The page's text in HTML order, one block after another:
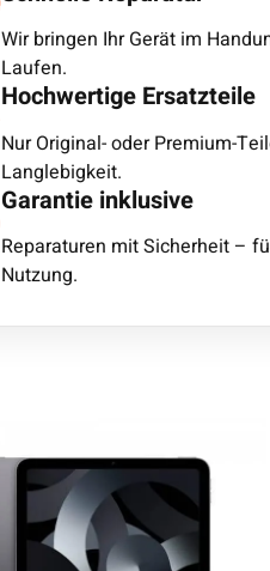
Wir bringen Ihr Gerät im
Laufen.
Hochwertige Ersatzteile
Nur Original- oder Premium-
Langlebigkeit.
Garantie inklusive
Reparaturen mit Sicherheit –
Nutzung.